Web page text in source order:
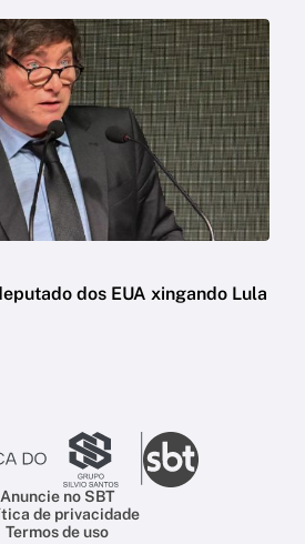
dos EUA xingando Lula
Anuncie no SBT
de privacidade
Termos de uso